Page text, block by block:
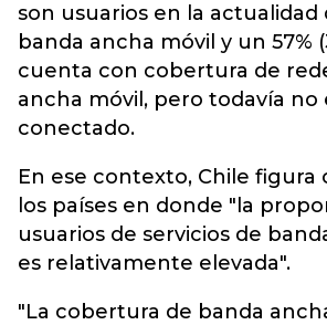
son usuarios en la actualidad
banda ancha móvil y un 57%
cuenta con cobertura de
ancha móvil, pero todavía no
conectado.
En ese contexto, Chile figura
los países en donde "la
usuarios de servicios de
es relativamente elevada".
"La cobertura de banda